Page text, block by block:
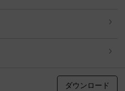
ダウンロード